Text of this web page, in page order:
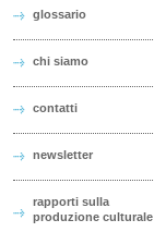
glossario
chi siamo
contatti
newsletter
rapporti sulla
produzione culturale